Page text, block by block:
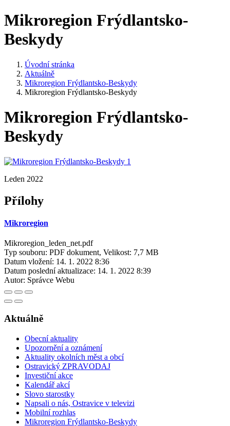
Mikroregion Frýdlantsko-
Beskydy
Úvodní stránka
Aktuálně
Mikroregion Frýdlantsko-Beskydy
Mikroregion Frýdlantsko-Beskydy
Mikroregion Frýdlantsko-
Beskydy
Leden 2022
Přílohy
Mikroregion
Mikroregion_leden_net.pdf
Typ souboru: PDF dokument, Velikost: 7,7 MB
Datum vložení: 14. 1. 2022 8:36
Datum poslední aktualizace: 14. 1. 2022 8:39
Autor: Správce Webu
Aktuálně
Obecní aktuality
Upozornění a oznámení
Aktuality okolních měst a obcí
Ostravický ZPRAVODAJ
Investiční akce
Kalendář akcí
Slovo starostky
Napsali o nás, Ostravice v televizi
Mobilní rozhlas
Mikroregion Frýdlantsko-Beskydy